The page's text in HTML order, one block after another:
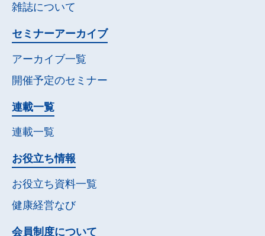
雑誌について
セミナーアーカイブ
アーカイブ一覧
開催予定のセミナー
連載一覧
連載一覧
お役立ち情報
お役立ち資料一覧
健康経営なび
会員制度について